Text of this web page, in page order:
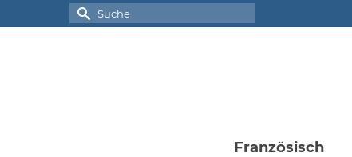
Suche
nach:
Französisch